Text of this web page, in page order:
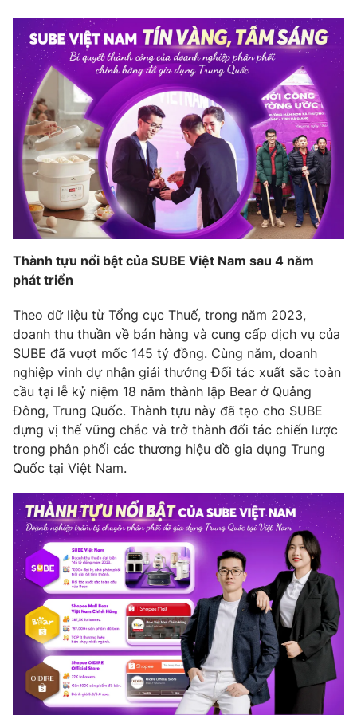
Góc doanh nghiệp
Truyền hình
Phim VTV
Hậu trường
Nhân vật
Khán giả
Giải sao mai
Giải trí
Điện ảnh
Âm nhạc
Sao
Đời sống
Du lịch
Làm đẹp
Chất lượng cuộc sống
Giáo dục
Tuyển sinh
Học trực tuyến
Công nghệ
Hitech Công nghệ tương lai
Sản phẩm
Tư vấn
Chuyên mục khác
Emagazine Podcast
Photo Infographic
Video
VTV Money VTV Thể thao
VTV Sức khoẻ Bất động sản
Thị trường 24h Tấm lòng Việt
VTV4 Vươn mình bằng AI
VTV9 VTV8
Thành tựu nổi bật của SUBE Việt Nam sau 4 năm
phát triển
Theo dữ liệu từ Tổng cục Thuế, trong năm 2023,
doanh thu thuần về bán hàng và cung cấp dịch vụ của
SUBE đã vượt mốc 145 tỷ đồng. Cùng năm, doanh
nghiệp vinh dự nhận giải thưởng Đối tác xuất sắc toàn
cầu tại lễ kỷ niệm 18 năm thành lập Bear ở Quảng
Đông, Trung Quốc. Thành tựu này đã tạo cho SUBE
dựng vị thế vững chắc và trở thành đối tác chiến lược
trong phân phối các thương hiệu đồ gia dụng Trung
Quốc tại Việt Nam.